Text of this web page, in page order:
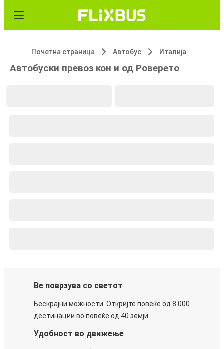
Почетна страница Автобус Италија
Автобуски превоз кон и од Роверето
Ве поврзува со светот
Бескрајни можности. Откријте повеќе од 8.000
дестинации во повеќе од 40 земји.
Удобност во движење